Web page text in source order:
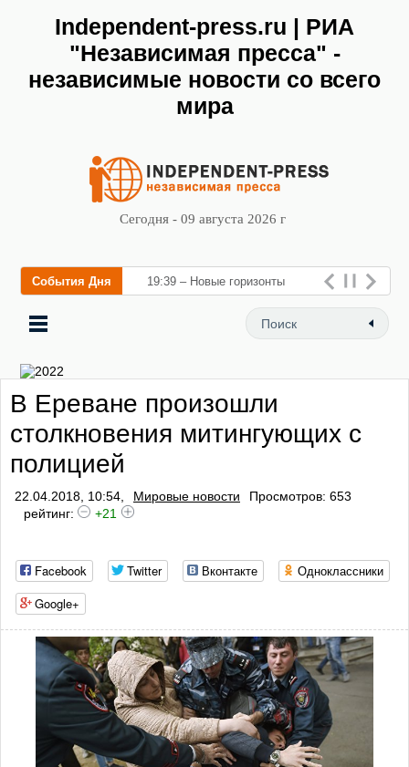
Independent-press.ru | РИА
"Независимая пресса" -
независимые новости со всего
мира
Сегодня - 09 августа 2026 г
События Дня 19:39 – Новые горизонты
флебологии: в Москве
открылся «Городской центр
В Ереване произошли
столкновения митингующих с
полицией
22.04.2018, 10:54, Мировые новости
Просмотров: 653
рейтинг:
+21
Facebook Twitter Вконтакте
Одноклассники
Google+